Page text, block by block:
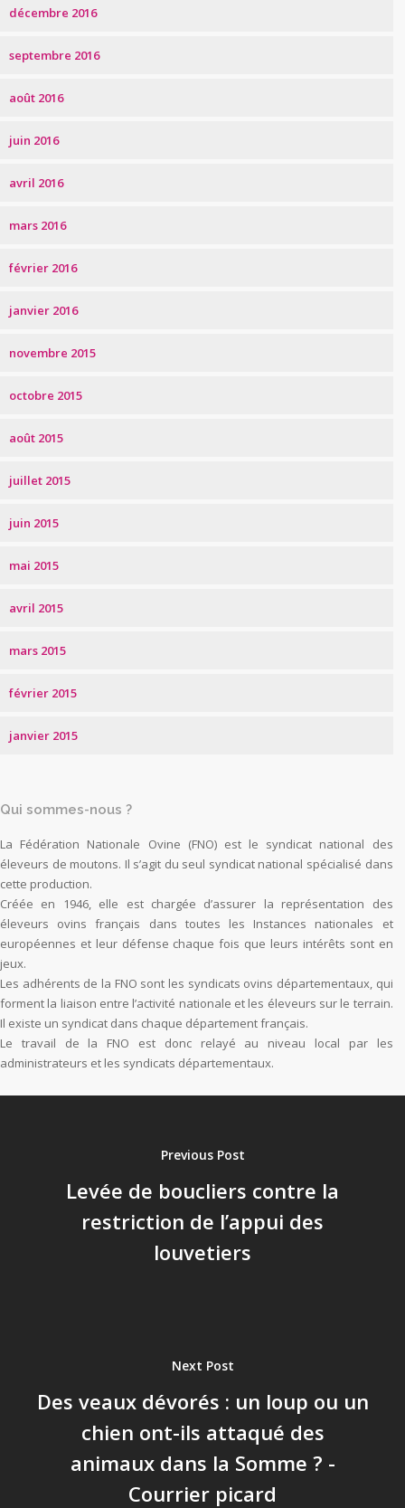
décembre 2016
septembre 2016
août 2016
juin 2016
avril 2016
mars 2016
février 2016
janvier 2016
novembre 2015
octobre 2015
août 2015
juillet 2015
juin 2015
mai 2015
avril 2015
mars 2015
février 2015
janvier 2015
Qui sommes-nous ?
La Fédération Nationale Ovine (FNO) est le syndicat national des
éleveurs de moutons. Il s’agit du seul syndicat national spécialisé dans
cette production.
Créée en 1946, elle est chargée d’assurer la représentation des
éleveurs ovins français dans toutes les Instances nationales et
européennes et leur défense chaque fois que leurs intérêts sont en
jeux.
Les adhérents de la FNO sont les syndicats ovins départementaux, qui
forment la liaison entre l’activité nationale et les éleveurs sur le terrain.
Il existe un syndicat dans chaque département français.
Le travail de la FNO est donc relayé au niveau local par les
administrateurs et les syndicats départementaux.
Previous Post
Levée de boucliers contre la
restriction de l’appui des
louvetiers
Next Post
Des veaux dévorés : un loup ou un
chien ont-ils attaqué des
animaux dans la Somme ? -
Courrier picard